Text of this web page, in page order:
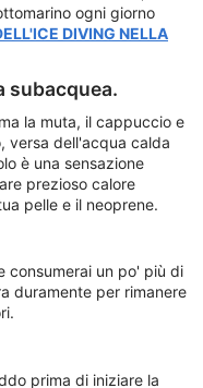
ogni giorno
DIVING NELLA
subacquea.
la muta, il cappuccio e
versa dell'acqua calda
è una sensazione
prezioso calore
pelle e il neoprene.
consumerai un po' più di
duramente per rimanere
prima di iniziare la